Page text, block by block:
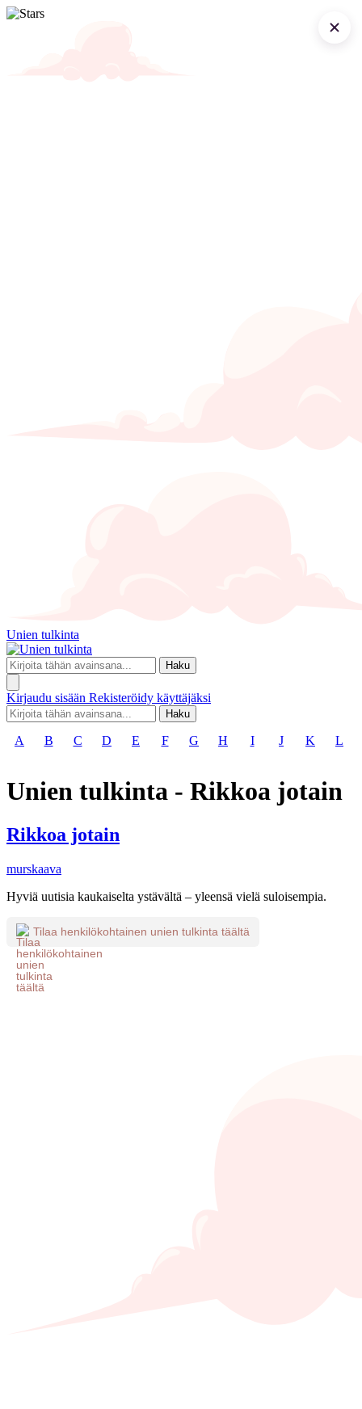
Unien tulkinta
Haku
Kirjaudu sisään Rekisteröidy käyttäjäksi
Haku
A B C D E F G H I J K L
Unien tulkinta - Rikkoa jotain
Rikkoa jotain
murskaava
Hyviä uutisia kaukaiselta ystävältä – yleensä vielä suloisempia.
Tilaa henkilökohtainen unien tulkinta täältä